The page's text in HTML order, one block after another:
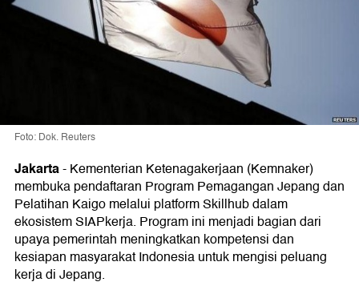
Foto: Dok. Reuters
Jakarta-Kementerian Ketenagakerjaan (Kemnaker)
membuka pendaftaran Program Pemagangan Jepang dan
Pelatihan Kaigo melalui platform Skillhub dalam
ekosistem SIAPkerja. Program ini menjadi bagian dari
upaya pemerintah meningkatkan kompetensi dan
kesiapan masyarakat Indonesia untuk mengisi peluang
kerja di Jepang.